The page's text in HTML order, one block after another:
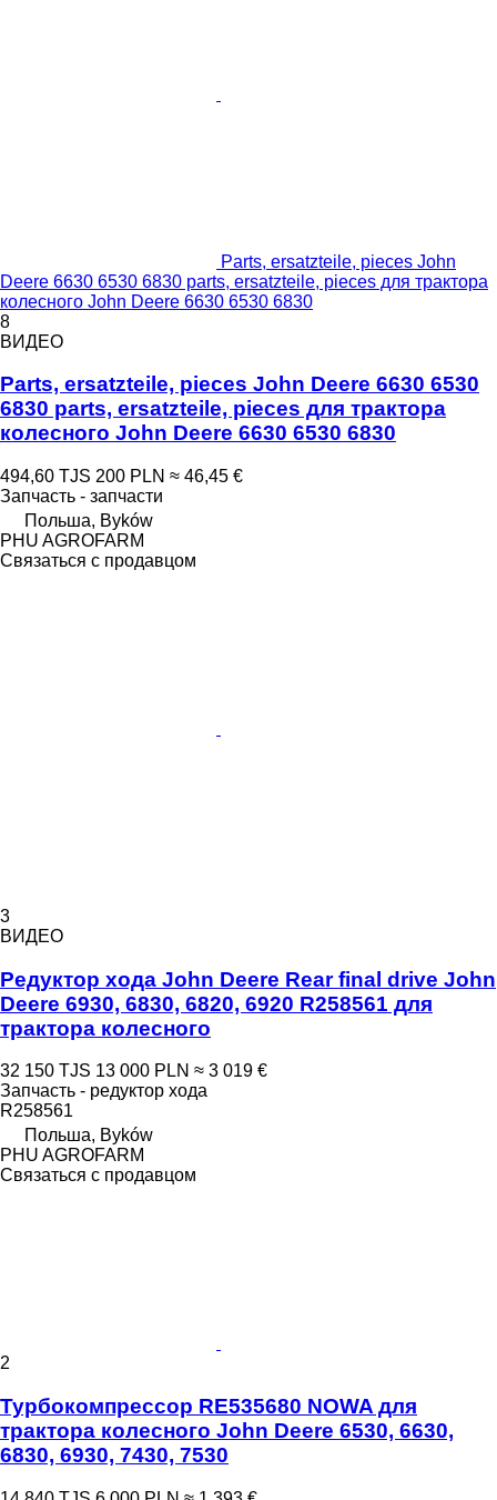
Parts, ersatzteile, pieces John
Deere 6630 6530 6830 parts, ersatzteile, pieces для трактора
колесного John Deere 6630 6530 6830
8
ВИДЕО
Parts, ersatzteile, pieces John Deere 6630 6530
6830 parts, ersatzteile, pieces для трактора
колесного John Deere 6630 6530 6830
494,60 TJS 200 PLN ≈ 46,45 €
Запчасть - запчасти
Польша, Byków
PHU AGROFARM
Связаться с продавцом
3
ВИДЕО
Редуктор хода John Deere Rear final drive John
Deere 6930, 6830, 6820, 6920 R258561 для
трактора колесного
32 150 TJS 13 000 PLN ≈ 3 019 €
Запчасть - редуктор хода
R258561
Польша, Byków
PHU AGROFARM
Связаться с продавцом
2
Турбокомпрессор RE535680 NOWA для
трактора колесного John Deere 6530, 6630,
6830, 6930, 7430, 7530